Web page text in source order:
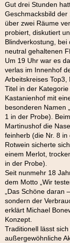
Gut drei Stunden
Geschmacksbild
über zwei Räume
probiert, diskutiert
Blindverkostung, bei
neutral gehaltenen
Um 19 Uhr war es
verlas im Innenhof
Arbeitskreises Top3,
Titel in der
Kastanienhof mit
besonderen Namen
1 in der Probe).
Martinushof die
feinherb (die Nr. 8
Rotwein sicherte
einem Merlot,
in der Probe).
Seit nunmehr 18
dem Motto „Wir
„Das Schöne daran
sondern der
erklärt Michael
Konzept.
Traditionell lässt
außergewöhnliche